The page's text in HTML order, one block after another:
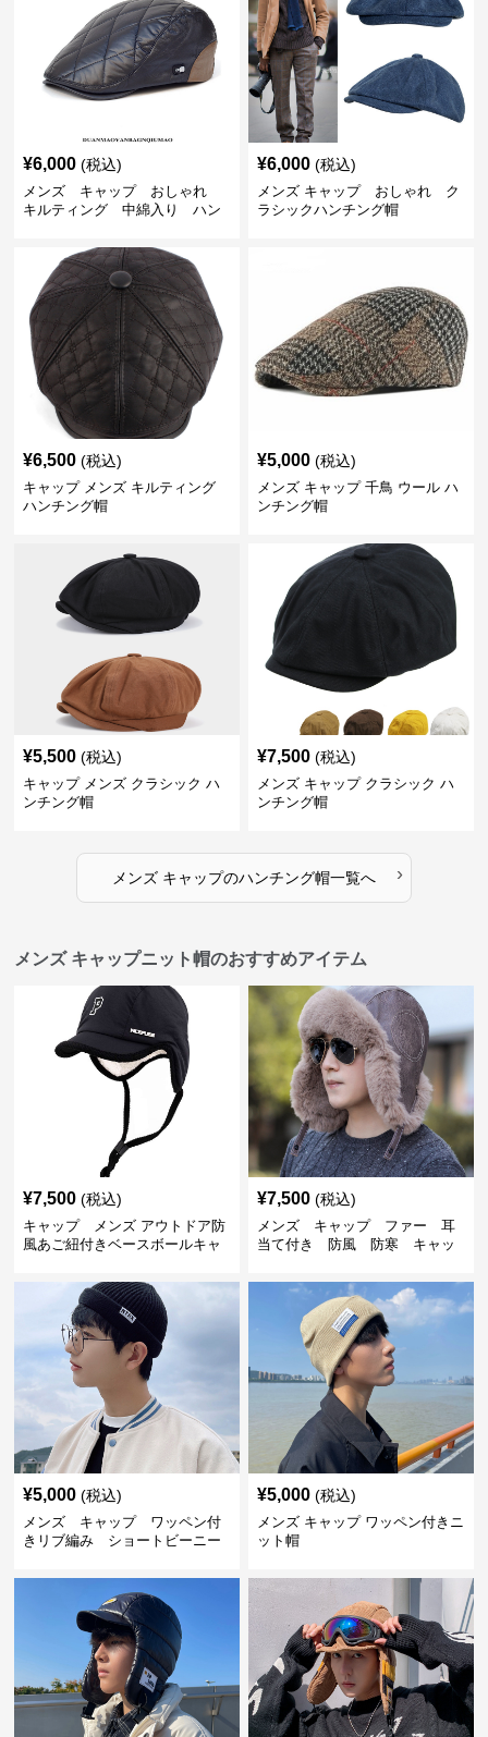
¥6,000 (税込)
メンズ キャップ おしゃれ
キルティング 中綿入り ハン
¥6,000 (税込)
メンズ キャップ おしゃれ ク
ラシックハンチング帽
¥6,500 (税込)
キャップ メンズ キルティング
ハンチング帽
¥5,000 (税込)
メンズ キャップ 千鳥 ウール ハ
ンチング帽
¥5,500 (税込)
キャップ メンズ クラシック ハ
ンチング帽
¥7,500 (税込)
メンズ キャップ クラシック ハ
ンチング帽
メンズ キャップのハンチング帽一覧へ ›
メンズ キャップニット帽のおすすめアイテム
¥7,500 (税込)
キャップ メンズ アウトドア防
風あご紐付きベースボールキャ
¥7,500 (税込)
メンズ キャップ ファー 耳
当て付き 防風 防寒 キャッ
¥5,000 (税込)
メンズ キャップ ワッペン付
きリブ編み ショートビーニー
¥5,000 (税込)
メンズ キャップ ワッペン付きニ
ット帽